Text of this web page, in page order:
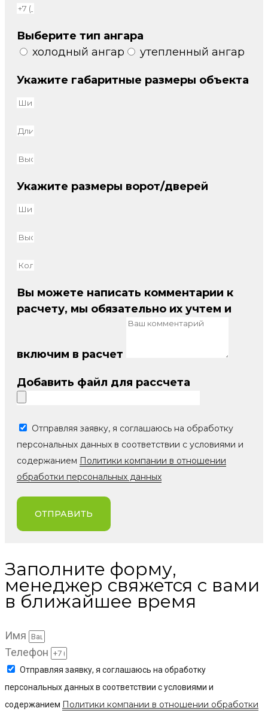
Выберите тип ангара
холодный ангар
утепленный ангар
Укажите габаритные размеры объекта
Укажите размеры ворот/дверей
Вы можете написать комментарии к
расчету, мы обязательно их учтем и
включим в расчет
Добавить файл для рассчета
Отправляя заявку, я соглашаюсь на обработку
персональных данных в соответствии с условиями и
содержанием Политики компании в отношении
обработки персональных данных
ОТПРАВИТЬ
Заполните форму,
менеджер свяжется с вами
в ближайшее время
Имя
Телефон
Отправляя заявку, я соглашаюсь на обработку
персональных данных в соответствии с условиями и
содержанием Политики компании в отношении обработки